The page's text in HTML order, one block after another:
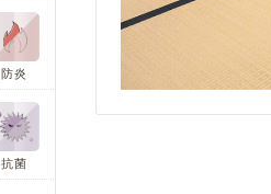
防炎
抗菌